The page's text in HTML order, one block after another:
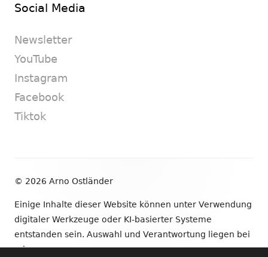
Social Media
Newsletter
YouTube
Instagram
Facebook
Tiktok
© 2026 Arno Ostländer
Einige Inhalte dieser Website können unter Verwendung
digitaler Werkzeuge oder KI-basierter Systeme
entstanden sein. Auswahl und Verantwortung liegen bei
mir.